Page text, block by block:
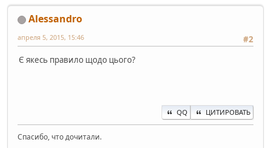
Alessandro
#2
апреля 5, 2015, 15:46
Є якесь правило щодо цього?
QQ ЦИТИРОВАТЬ
Спасибо, что дочитали.